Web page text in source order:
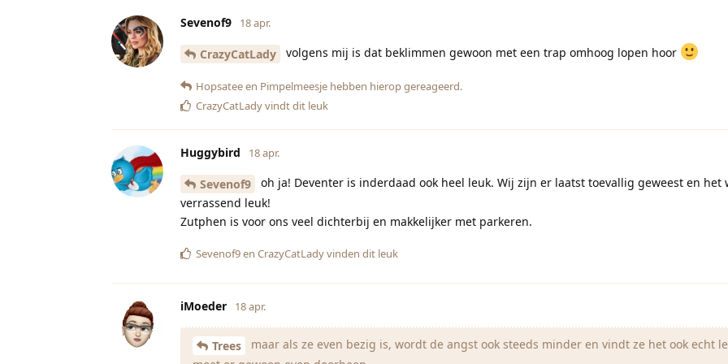
Sevenof9 18 apr.
CrazyCatLady volgens mij is dat beklimmen gewoon met een trap omhoog lopen hoor
Hopsateeen Pimpelmeesje hebben hierop gereageerd.
CrazyCatLadyvindt dit leuk
Huggybird 18 apr.
Sevenof9
oh ja! Deventer is inderdaad ook heel leuk. Wij zijn er laatst toevallig geweest en het
verrassend leuk!
Zutphen is voor ons veel dichterbij en makkelijker met parkeren.
Sevenof9en CrazyCatLadyvinden dit leuk
iMoeder 18 apr.
Trees
maar als ze even bezig is, wordt de angst ook steeds minder en vindt ze het ook echt